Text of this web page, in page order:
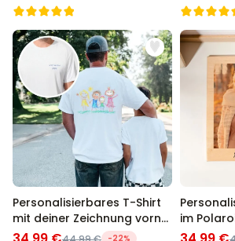
Personalisierbares T-Shirt
mit deiner Zeichnung vorne
und hinten
-22%
im